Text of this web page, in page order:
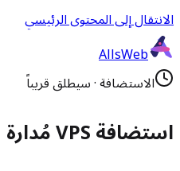
الانتقال إلى المحتوى الرئيسي
AllsWeb
الاستضافة·سيطلق قريباً
استضافة VPS مُدارة